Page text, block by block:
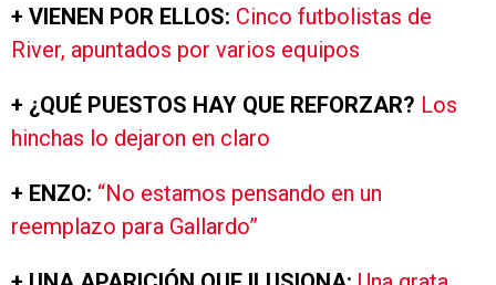
+ VIENEN POR ELLOS: Cinco futbolistas de
River, apuntados por varios equipos
+ ¿QUÉ PUESTOS HAY QUE REFORZAR? Los
hinchas lo dejaron en claro
+ ENZO: “No estamos pensando en un
reemplazo para Gallardo”